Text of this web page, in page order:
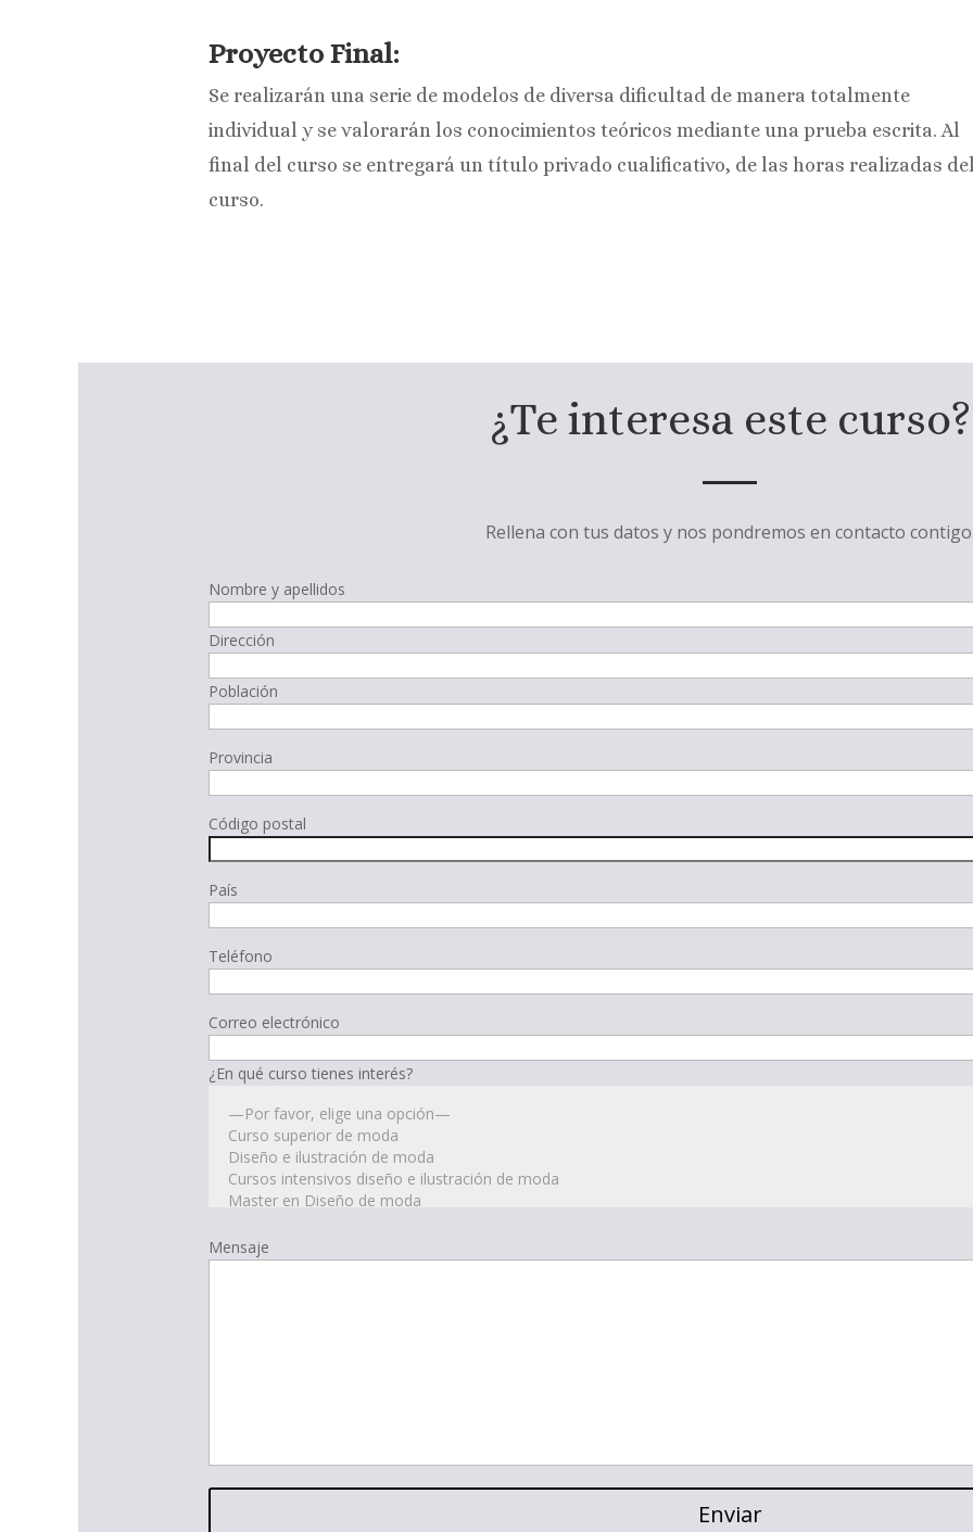
Proyecto Final:
Se realizarán una serie de modelos de diversa dificultad de manera totalmente
individual y se valorarán los conocimientos teóricos mediante una prueba escrita. Al
final del curso se entregará un título privado cualificativo, de las horas realizadas
curso.
¿Te interesa este curso?
Rellena con tus datos y nos pondremos en contacto
Nombre y apellidos
Dirección
Población
Provincia
Código postal
País
Teléfono
Correo electrónico
¿En qué curso tienes interés?
Mensaje
Enviar